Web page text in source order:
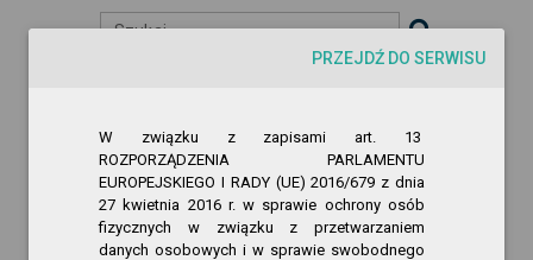
Szukaj
PRZEJDŹ DO SERWISU
W związku z zapisami art. 13
ROZPORZĄDZENIA PARLAMENTU
EUROPEJSKIEGO I RADY (UE) 2016/679 z dnia
27 kwietnia 2016 r. w sprawie ochrony osób
fizycznych w związku z przetwarzaniem
danych osobowych i w sprawie swobodnego